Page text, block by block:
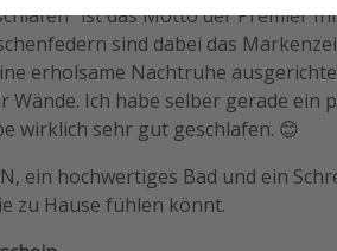
ist das Motto der Premier
sind dabei das
erholsame Nachtruhe
Wände. Ich habe selber gerade ein
wirklich sehr gut geschlafen. 😊
ein hochwertiges Bad und ein
zu Hause fühlen könnt.